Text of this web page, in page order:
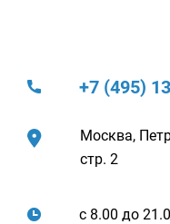
+7 (495)
Москва,
стр. 2
с 8.00 до